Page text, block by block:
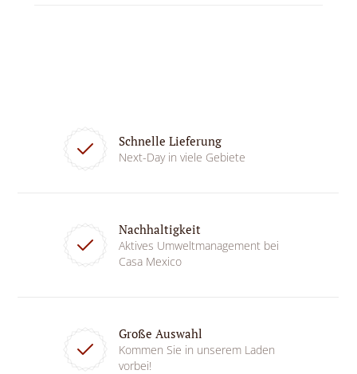
Schnelle Lieferung
Next-Day in viele Gebiete
Nachhaltigkeit
Aktives Umweltmanagement bei
Casa Mexico
Große Auswahl
Kommen Sie in unserem Laden
vorbei!